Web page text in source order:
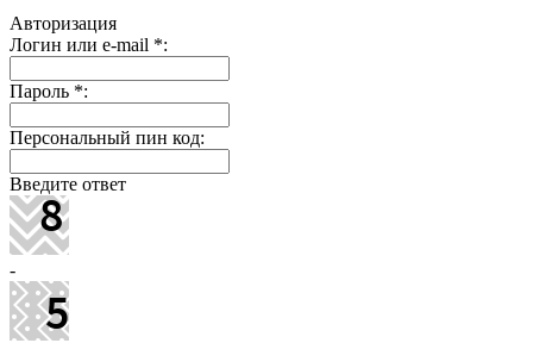
Авторизация
Логин или e-mail *:
Пароль *:
Персональный пин код:
Введите ответ
-